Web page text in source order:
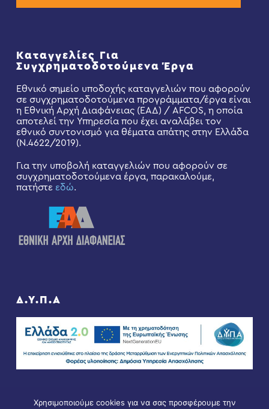
Καταγγελίες Για
Συγχρηματοδοτούμενα Έργα
Εθνικό σημείο υποδοχής καταγγελιών που αφορούν
σε συγχρηματοδοτούμενα προγράμματα/έργα είναι
η Εθνική Αρχή Διαφάνειας (ΕΑΔ) / AFCOS, η οποία
αποτελεί την Υπηρεσία που έχει αναλάβει τον
εθνικό συντονισμό για θέματα απάτης στην Ελλάδα
(Ν.4622/2019).
Για την υποβολή καταγγελιών που αφορούν σε
συγχρηματοδοτούμενα έργα, παρακαλούμε,
πατήστε εδώ.
Δ.Υ.Π.Α
Χρησιμοποιούμε cookies για να σας προσφέρουμε την